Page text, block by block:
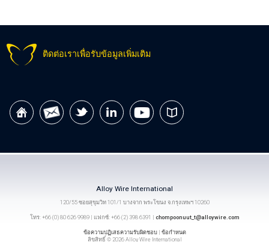
ติดต่อเราเพื่อรับข้อมูลเพิ่มเติม
Alloy Wire International
120/55 ซอยสุขุมวิท 101/1 บางจาก พระโขนง จ.กรุงเทพฯ 10260
โทร: +66 (0) 80 626 9989 | แฟกซ์: +66 (2) 398 6391 | chompoonuut_t@alloywire.com
ข้อความปฏิเสธความรับผิดชอบ| ข้อกำหนด
ลิขสิทธิ์ © 2026 Alloy Wire International